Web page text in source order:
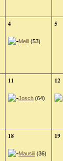
4
Melli (53)
5
11
Josch (64)
12
18
Mausiii (36)
19